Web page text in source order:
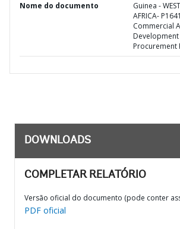
Nome do documento
Guinea -
AFRICA-
Commercial
Procurement
DOWNLOADS
COMPLETAR RELATÓRIO
Versão oficial do documento (pode conter
PDF oficial